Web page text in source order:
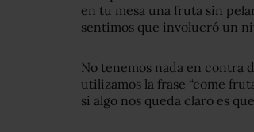
en tu mesa una fruta sin
sentimos que involucró un
No tenemos nada en contra
utilizamos la frase “come
si algo nos queda claro es